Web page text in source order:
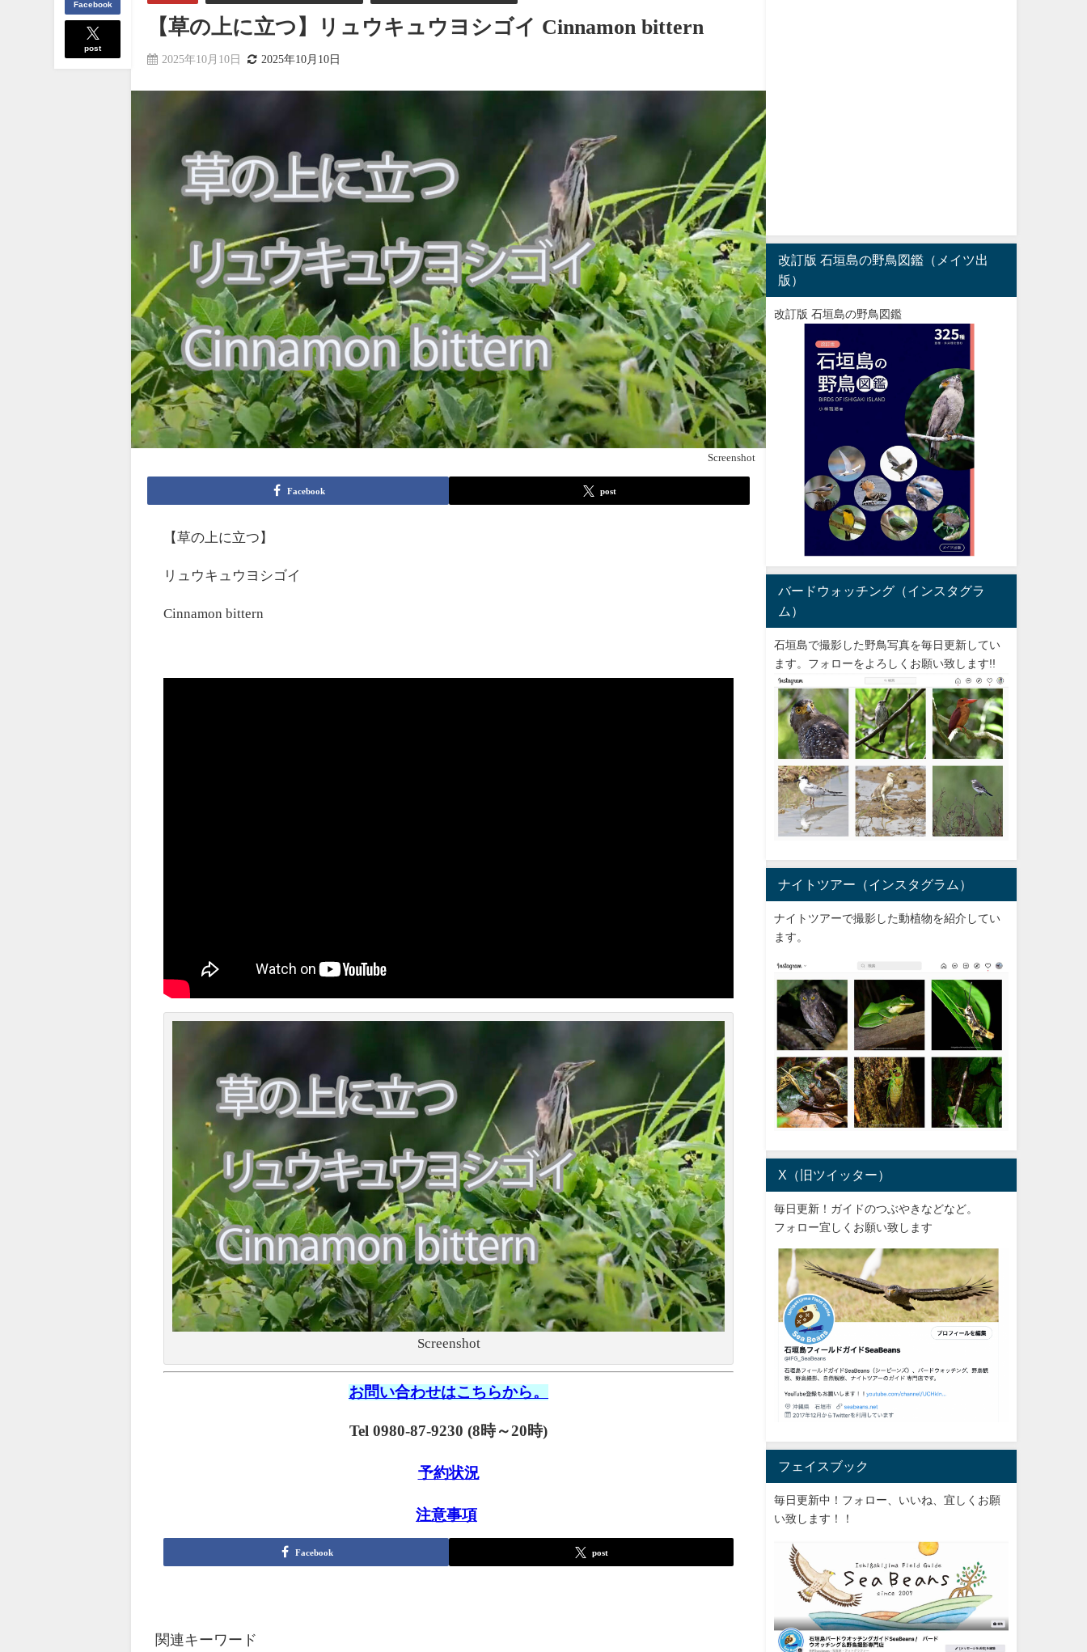
Facebook
post
【草の上に立つ】リュウキュウヨシゴイ Cinnamon bittern
2025年10月10日 2025年10月10日
Screenshot
Facebook post
【草の上に立つ】
リュウキュウヨシゴイ
Cinnamon bittern
Screenshot
お問い合わせはこちらから。
Tel 0980-87-9230 (8時～20時)
予約状況
注意事項
Facebook post
関連キーワード
改訂版 石垣島の野鳥図鑑（メイツ出
版）
改訂版 石垣島の野鳥図鑑
バードウォッチング（インスタグラ
ム）
石垣島で撮影した野鳥写真を毎日更新してい
ます。フォローをよろしくお願い致します!!
ナイトツアー（インスタグラム）
ナイトツアーで撮影した動植物を紹介してい
ます。
X（旧ツイッター）
毎日更新！ガイドのつぶやきなどなど。
フォロー宜しくお願い致します
フェイスブック
毎日更新中！フォロー、いいね、宜しくお願
い致します！！